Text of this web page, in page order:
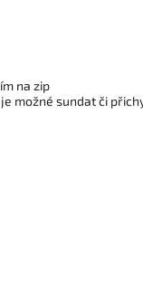
na zip
možné sundat či